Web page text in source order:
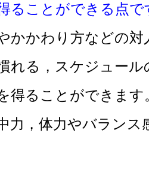
ることができる点で
かかわり方などの
れる，スケジュー
得ることができま
力，体力やバラン